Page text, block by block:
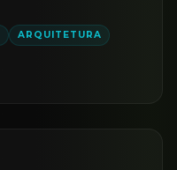
ARQUITETURA